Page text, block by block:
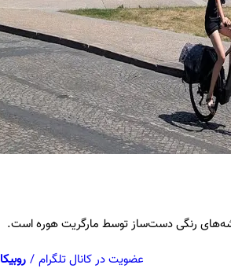
رنگی دست‌ساز توسط مارگریت هوره است.
عضویت در کانال تلگرام / روبیکا